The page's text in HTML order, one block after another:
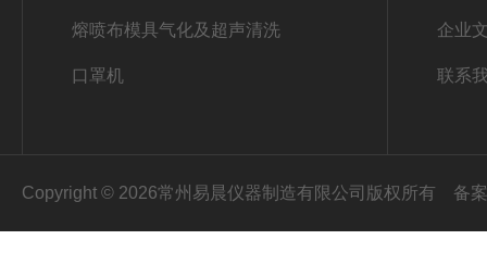
熔喷布模具气化及超声清洗
口罩机
企业
联系
Copyright © 2026常州易晨仪器制造有限公司版权所有 备